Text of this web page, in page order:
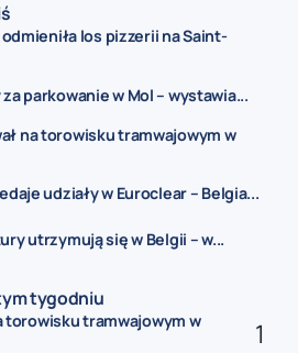
los pizzerii na Saint-
parkowanie w Mol – wystawia...
na torowisku tramwajowym w
udziały w Euroclear – Belgia...
utrzymują się w Belgii – w...
tygodniu
torowisku tramwajowym w